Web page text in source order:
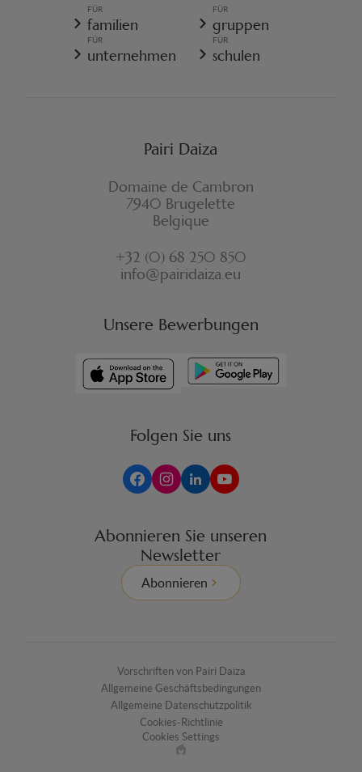
REISERÜCKTRITTSVERSICHERUNG
COOKIE-RICHTLINIE
WIDERRUFSFORMULAR
FÜR
familien
FÜR
gruppen
FÜR
unternehmen
FÜR
schulen
Pairi Daiza
Domaine de Cambron
7940 Brugelette
Belgique
+32 (0) 68 250 850
info@pairidaiza.eu
Unsere Bewerbungen
Folgen Sie uns
Abonnieren Sie unseren
Newsletter
Abonnieren
Vorschriften von Pairi Daiza
Allgemeine Geschäftsbedingungen
Allgemeine Datenschutzpolitik
Cookies-Richtlinie
Cookies Settings
Made